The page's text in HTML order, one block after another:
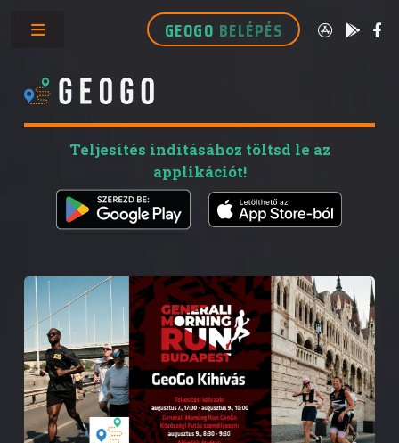
GEOGO BELÉPÉS
Teljesítés indításához töltsd le az
applikációt!